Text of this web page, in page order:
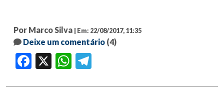
Por Marco Silva | Em: 22/08/2017, 11:35
Deixe um comentário (4)
Facebook WhatsApp